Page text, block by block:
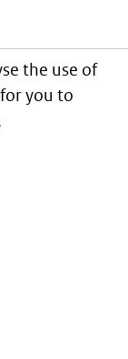
the use of
you to